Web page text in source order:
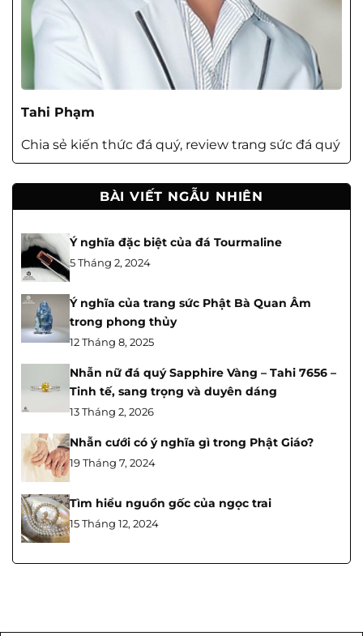
Tahi Phạm
Chia sẻ kiến thức đá quý, review trang sức đá quý
BÀI VIẾT NGẪU NHIÊN
Ý nghĩa đặc biệt của đá Tourmaline
5 Tháng 2, 2024
Ý nghĩa của trang sức Phật Bà Quan Âm
trong phong thủy
12 Tháng 8, 2025
Nhẫn nữ đá quý Sapphire Vàng – Tahi 7656 –
Tinh tế, sang trọng và duyên dáng
13 Tháng 2, 2026
Nhẫn cưới có ý nghĩa gì trong Phật Giáo?
19 Tháng 7, 2024
Tìm hiểu nguồn gốc của ngọc trai
15 Tháng 12, 2024